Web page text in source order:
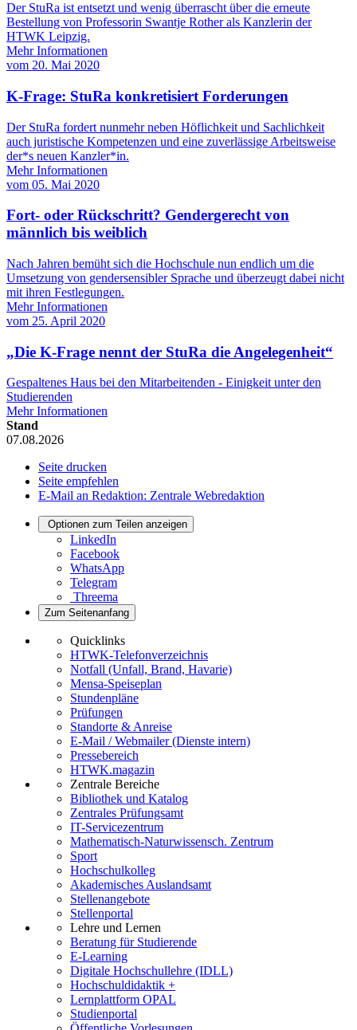
Der StuRa ist entsetzt und wenig überrascht über die erneute
Bestellung von Professorin Swantje Rother als Kanzlerin der
HTWK Leipzig.
Mehr Informationen
vom 20. Mai 2020
K-Frage: StuRa konkretisiert Forderungen
Der StuRa fordert nunmehr neben Höflichkeit und Sachlichkeit
auch juristische Kompetenzen und eine zuverlässige Arbeitsweise
der*s neuen Kanzler*in.
Mehr Informationen
vom 05. Mai 2020
Fort- oder Rückschritt? Gendergerecht von
männlich bis weiblich
Nach Jahren bemüht sich die Hochschule nun endlich um die
Umsetzung von gendersensibler Sprache und überzeugt dabei nicht
mit ihren Festlegungen.
Mehr Informationen
vom 25. April 2020
„Die K-Frage nennt der StuRa die Angelegenheit“
Gespaltenes Haus bei den Mitarbeitenden - Einigkeit unter den
Studierenden
Mehr Informationen
Stand
07.08.2026
Seite drucken
Seite empfehlen
E-Mail an Redaktion: Zentrale Webredaktion
Optionen zum Teilen anzeigen
LinkedIn
Facebook
WhatsApp
Telegram
Threema
Zum Seitenanfang
Quicklinks
HTWK-Telefonverzeichnis
Notfall (Unfall, Brand, Havarie)
Mensa-Speiseplan
Stundenpläne
Prüfungen
Standorte & Anreise
E-Mail / Webmailer (Dienste intern)
Pressebereich
HTWK.magazin
Zentrale Bereiche
Bibliothek und Katalog
Zentrales Prüfungsamt
IT-Servicezentrum
Mathematisch-Naturwissensch. Zentrum
Sport
Hochschulkolleg
Akademisches Auslandsamt
Stellenangebote
Stellenportal
Lehre und Lernen
Beratung für Studierende
E-Learning
Digitale Hochschullehre (IDLL)
Hochschuldidaktik +
Lernplattform OPAL
Studienportal